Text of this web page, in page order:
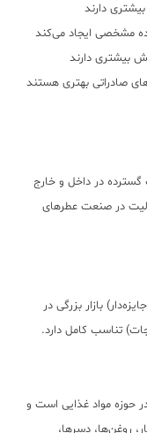
گسترده در داخل و خارج
در صنعت عطرهای
بازار بزرگی در
حوزه مواد غذایی است و
روغن‌ها، دسرها،